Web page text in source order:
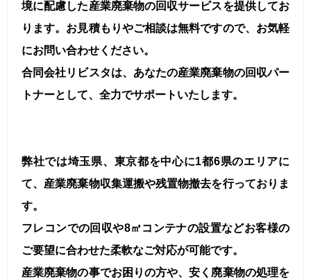
境に配慮した産業廃棄物の回収サービスを提供してお
ります。お見積もりやご相談は無料ですので、お気軽
にお問い合わせください。
合同会社リビスタは、あなたの産業廃棄物の回収パー
トナーとして、全力でサポートいたします。
弊社では埼玉県、東京都を中心に1都6県のエリアに
て、産業廃棄物収集運搬や残置物撤去を行っておりま
す。
フレコンでの回収や8㎥コンテナの設置などお客様の
ご要望に合わせた柔軟なご対応が可能です。
産業廃棄物の事でお困りの方や、安く廃棄物の処理を